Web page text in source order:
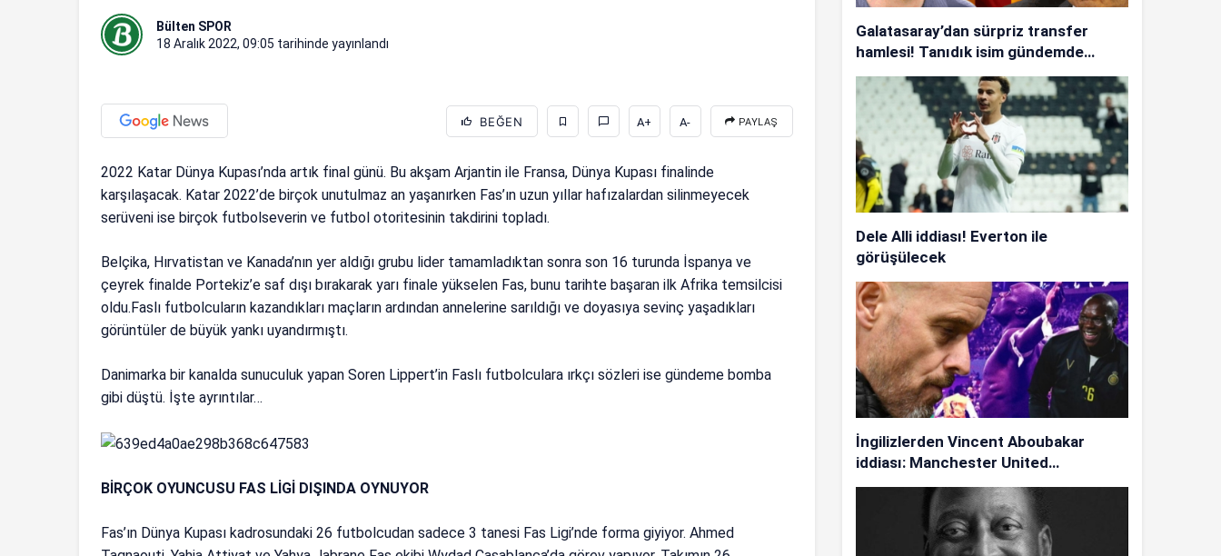
Bülten SPOR
18 Aralık 2022, 09:05 tarihinde yayınlandı
BEĞEN A+ A- PAYLAŞ
2022 Katar Dünya Kupası’nda artık final günü. Bu akşam Arjantin ile Fransa, Dünya Kupası finalinde
karşılaşacak. Katar 2022’de birçok unutulmaz an yaşanırken Fas’ın uzun yıllar hafızalardan silinmeyecek
serüveni ise birçok futbolseverin ve futbol otoritesinin takdirini topladı.
Belçika, Hırvatistan ve Kanada’nın yer aldığı grubu lider tamamladıktan sonra son 16 turunda İspanya ve
çeyrek finalde Portekiz’e saf dışı bırakarak yarı finale yükselen Fas, bunu tarihte başaran ilk Afrika temsilcisi
oldu.Faslı futbolcuların kazandıkları maçların ardından annelerine sarıldığı ve doyasıya sevinç yaşadıkları
görüntüler de büyük yankı uyandırmıştı.
Danimarka bir kanalda sunuculuk yapan Soren Lippert’in Faslı futbolculara ırkçı sözleri ise gündeme bomba
gibi düştü. İşte ayrıntılar…
BİRÇOK OYUNCUSU FAS LİGİ DIŞINDA OYNUYOR
Fas’ın Dünya Kupası kadrosundaki 26 futbolcudan sadece 3 tanesi Fas Ligi’nde forma giyiyor. Ahmed
Galatasaray’dan sürpriz transfer
hamlesi! Tanıdık isim gündemde…
Dele Alli iddiası! Everton ile
görüşülecek
İngilizlerden Vincent Aboubakar
iddiası: Manchester United…